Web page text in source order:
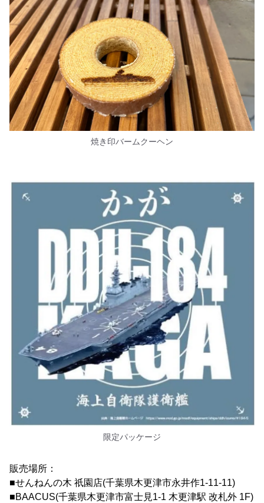
焼き印バームクーヘン
限定パッケージ
販売場所：
■せんねんの木 祇園店(千葉県木更津市永井作1-11-11)
■BAACUS(千葉県木更津市富士見1-1 木更津駅 改札外 1F)